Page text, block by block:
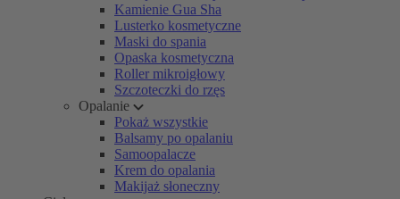
Kamienie Gua Sha
Lusterko kosmetyczne
Maski do spania
Opaska kosmetyczna
Roller mikroigłowy
Szczoteczki do rzęs
Opalanie
Pokaż wszystkie
Balsamy po opalaniu
Samoopalacze
Krem do opalania
Makijaż słoneczny